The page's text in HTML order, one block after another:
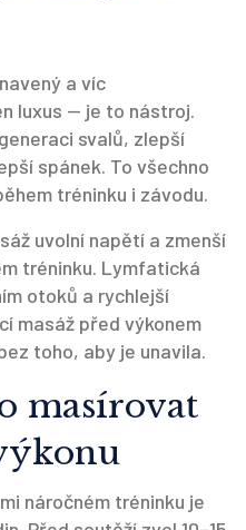
a víc
luxus — je to nástroj.
svalů, zlepší
spánek. To všechno
tréninku i závodu.
uvolní napětí a zmenší
tréninku. Lymfatická
otoků a rychlejší
masáž před výkonem
toho, aby je unavila.
masírovat
náročném tréninku je